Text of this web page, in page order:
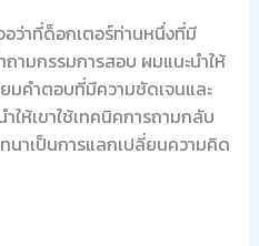
อว่าที่ด็อกเตอร์ท่านหนึ่งที่มี
ามกรรมการสอบ ผมแนะนำให้
มคำตอบที่มีความชัดเจนและ
ให้เขาใช้เทคนิคการถามกลับ
นาเป็นการแลกเปลี่ยนความคิด